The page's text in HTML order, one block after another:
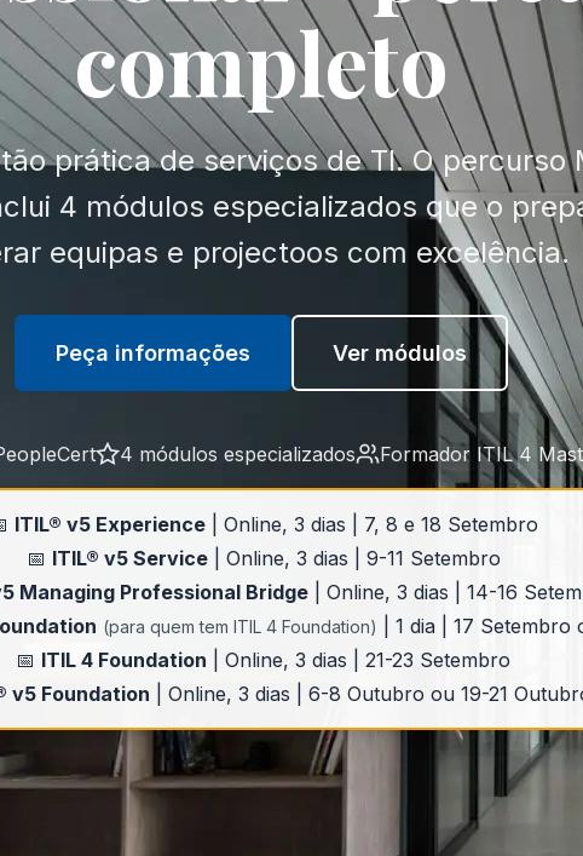
completo
prática de serviços de TI. O percurso
4 módulos especializados que o
equipas e projectoos com excelência.
Peça informações Ver módulos
4 módulos especializados Formador ITIL 4
ITIL® v5 Experience| Online, 3 dias | 7, 8 e 18 Setembro
📅 ITIL® v5 Service| Online, 3 dias | 9-11 Setembro
Managing Professional Bridge| Online, 3 dias | 14-16
(para quem tem ITIL 4 Foundation)
| 1 dia | 17
📅 ITIL 4 Foundation | Online, 3 dias | 21-23 Setembro
v5 Foundation | Online, 3 dias | 6-8 Outubro ou 19-21